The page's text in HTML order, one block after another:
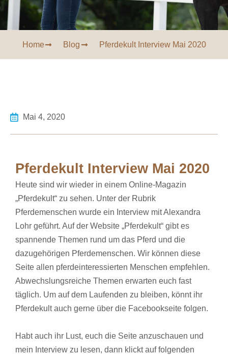
Home Blog Pferdekult Interview Mai 2020
Mai 4, 2020
Pferdekult Interview Mai 2020
Heute sind wir wieder in einem Online-Magazin
„Pferdekult“ zu sehen. Unter der Rubrik
Pferdemenschen wurde ein Interview mit Alexandra
Lohr geführt. Auf der Website „Pferdekult“ gibt es
spannende Themen rund um das Pferd und die
dazugehörigen Pferdemenschen. Wir können diese
Seite allen pferdeinteressierten Menschen empfehlen.
Abwechslungsreiche Themen erwarten euch fast
täglich. Um auf dem Laufenden zu bleiben, könnt ihr
Pferdekult auch gerne über die Facebookseite folgen.
Habt auch ihr Lust, euch die Seite anzuschauen und
mein Interview zu lesen, dann klickt auf folgenden